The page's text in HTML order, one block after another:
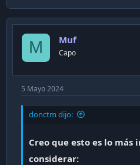
c
t
o
n
M Muf
Capo
5 Mayo 2024
donctm dijo:
Creo que esto es lo más
considerar: